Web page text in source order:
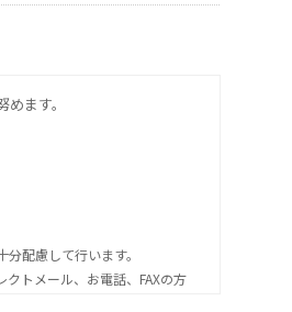
ます。
配慮して行います。
トメール、お電話、FAXの方